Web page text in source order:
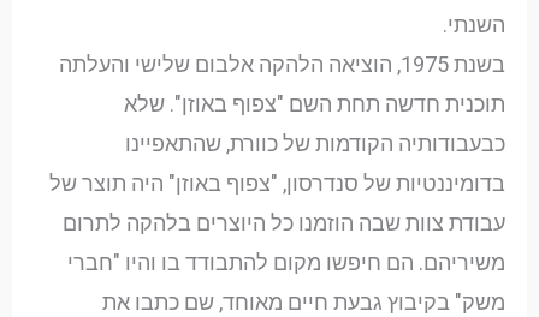
השנתי.
בשנת 1975, הוציאה הלהקה אלבום שלישי והעלתה
תוכנית חדשה תחת השם "צפוף באוזן". שלא
כבעבודותיה הקודמות של כוורת, שהתאפיינו
בדומיננטיות של סנדרסון, "צפוף באוזן" היה תוצר של
עבודת צוות שבה הוזמנו כל היוצרים בלהקה לתרום
משיריהם. הם חיפשו מקום להתבודד בו והיו "חברי
משק" בקיבוץ גבעת חיים מאוחד, שם כתבו את